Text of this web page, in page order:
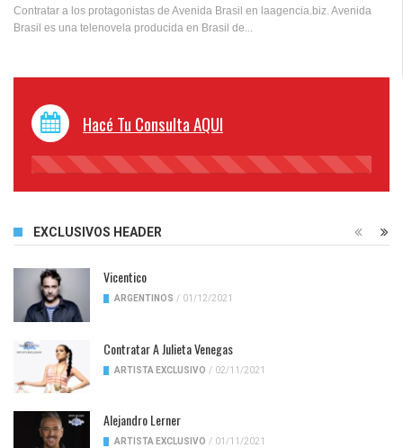
Contratar a los protagonistas de Avenida Brasil en laagencia.biz. Avenida
Brasil es una telenovela producida en Brasil de...
Hacé Tu Consulta AQUI
45%
EXCLUSIVOS HEADER
Vicentico
ARGENTINOS / 01/12/2021
Contratar A Julieta Venegas
ARTISTA EXCLUSIVO / 02/11/2021
Alejandro Lerner
ARTISTA EXCLUSIVO / 01/11/2021